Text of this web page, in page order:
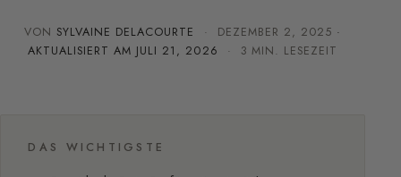
VON SYLVAINE DELACOURTE · DEZEMBER 2, 2025 ·
AKTUALISIERT AM JULI 21, 2026 · 3 MIN. LESEZEIT
DAS WICHTIGSTE